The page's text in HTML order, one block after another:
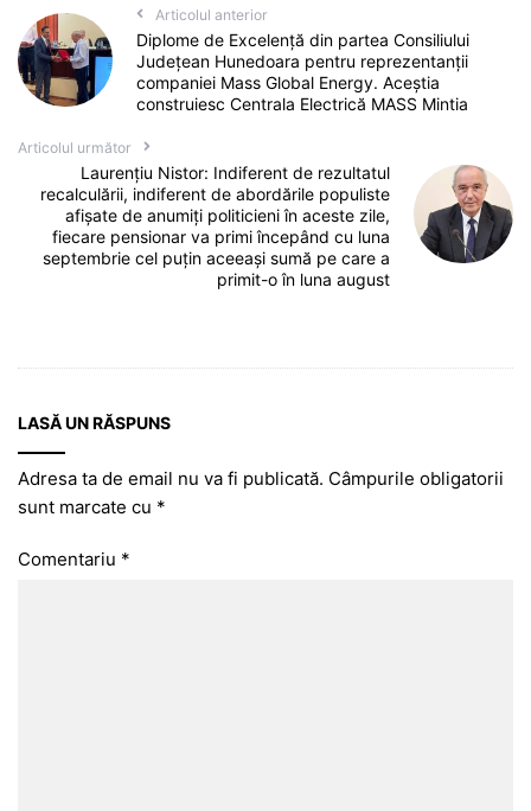
Articolul anterior
Diplome de Excelență din partea Consiliului
Județean Hunedoara pentru reprezentanții
companiei Mass Global Energy. Aceștia
construiesc Centrala Electrică MASS Mintia
Articolul următor
Laurențiu Nistor: Indiferent de rezultatul
recalculării, indiferent de abordările populiste
afișate de anumiți politicieni în aceste zile,
fiecare pensionar va primi începând cu luna
septembrie cel puțin aceeași sumă pe care a
primit-o în luna august
LASĂ UN RĂSPUNS
Adresa ta de email nu va fi publicată. Câmpurile obligatorii
sunt marcate cu *
Comentariu *